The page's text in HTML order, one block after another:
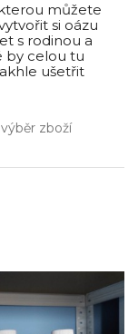
můžete
si oázu
s rodinou a
by celou tu
ušetřit
zboží